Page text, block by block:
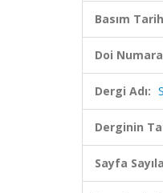
Basım
Doi
Dergi Adı:
Derginin
Sayfa